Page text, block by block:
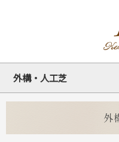
外構・人工芝
外